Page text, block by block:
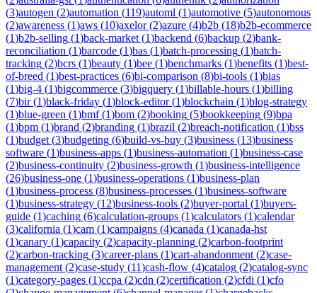
(3)autogen (2)automation (119)automl (1)automotive (5)autonomous
(2)awareness (1)aws (10)axelor(2)azure (4)b2b (18)b2b-ecommerce
(1)b2b-selling (1)back-market (1)backend (6)backup (2)bank-
reconciliation (1)barcode (1)bas (1)batch-processing (1)batch-
tracking (2)bcrs (1)beauty (1)bee (1)benchmarks (1)benefits (1)best-
of-breed (1)best-practices (6)bi-comparison (8)bi-tools (1)bias
(1)big-4 (1)bigcommerce (3)bigquery (1)billable-hours (1)billing
(7)bir(1)black-friday (1)block-editor(1)blockchain (1)blog-strategy
(1)blue-green (1)bmf(1)bom (2)booking (5)bookkeeping (9)bpa
(1)bpm (1)brand (2)branding (1)brazil (2)breach-notification (1)bss
(1)budget (3)budgeting (6)build-vs-buy (3)business (13)business
software (1)business-apps (1)business-automation (1)business-case
(2)business-continuity (2)business-growth (1)business-intelligence
(26)business-one (1)business-operations (1)business-plan
(1)business-process (8)business-processes (1)business-software
(1)business-strategy (12)business-tools (2)buyer-portal (1)buyers-
guide (1)caching (6)calculation-groups (1)calculators (1)calendar
(3)california (1)cam (1)campaigns (4)canada (1)canada-hst
(1)canary (1)capacity (2)capacity-planning (2)carbon-footprint
(2)carbon-tracking (3)career-plans (1)cart-abandonment (2)case-
management (2)case-study (11)cash-flow (4)catalog (2)catalog-sync
(1)category-pages (1)ccpa (2)cdn (2)certification (2)cfdi (1)cfo